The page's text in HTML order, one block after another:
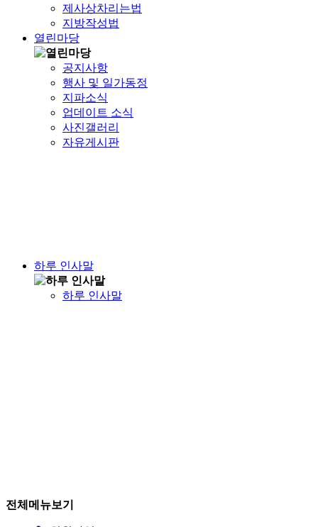
제사상차리는법
지방작성법
열린마당
공지사항
행사 및 일가동정
지파소식
업데이트 소식
사진갤러리
자유게시판
하루 인사말
하루 인사말
전체메뉴보기